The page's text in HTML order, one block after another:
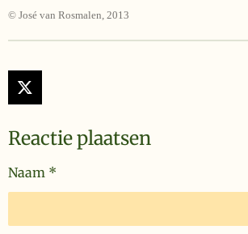
© José van Rosmalen, 2013
X
Reactie plaatsen
Naam *